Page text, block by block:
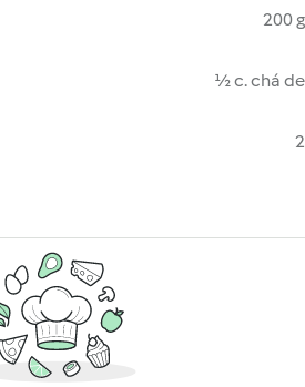
200 g
½ c. chá de
2